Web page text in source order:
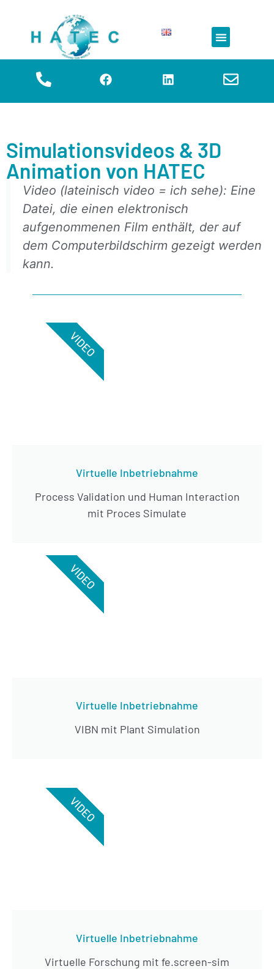
Simulationsvideos & 3D
Animation von HATEC
Video (lateinisch video = ich sehe): Eine
Datei, die einen elektronisch
aufgenommenen Film enthält, der auf
dem Computerbildschirm gezeigt werden
kann.
Virtuelle Inbetriebnahme
Process Validation und Human Interaction
mit Proces Simulate
VIDEO
Virtuelle Inbetriebnahme
VIBN mit Plant Simulation
VIDEO
Virtuelle Inbetriebnahme
Virtuelle Forschung mit fe.screen-sim
VIDEO